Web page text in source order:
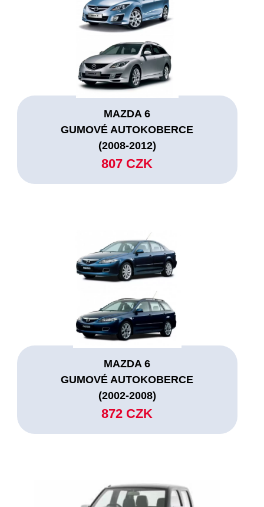
MAZDA 6
GUMOVÉ AUTOKOBERCE
(2008-2012)
807 CZK
MAZDA 6
GUMOVÉ AUTOKOBERCE
(2002-2008)
872 CZK